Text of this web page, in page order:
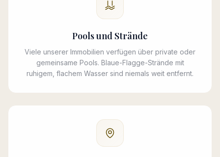
Pools und Strände
Viele unserer Immobilien verfügen über private oder
gemeinsame Pools. Blaue-Flagge-Strände mit
ruhigem, flachem Wasser sind niemals weit entfernt.